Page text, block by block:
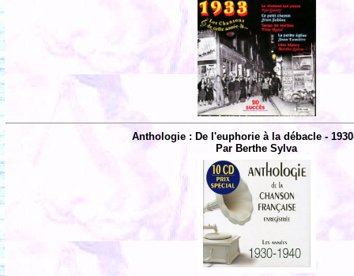
Anthologie : De l'euphorie à la débacle -
Par Berthe Sylva